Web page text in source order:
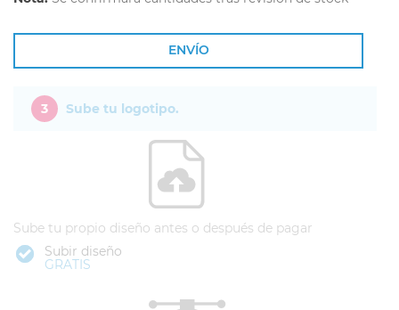
ENVÍO
3 Sube tu logotipo.
Sube tu propio diseño antes o después de pagar
Subir diseño
GRATIS